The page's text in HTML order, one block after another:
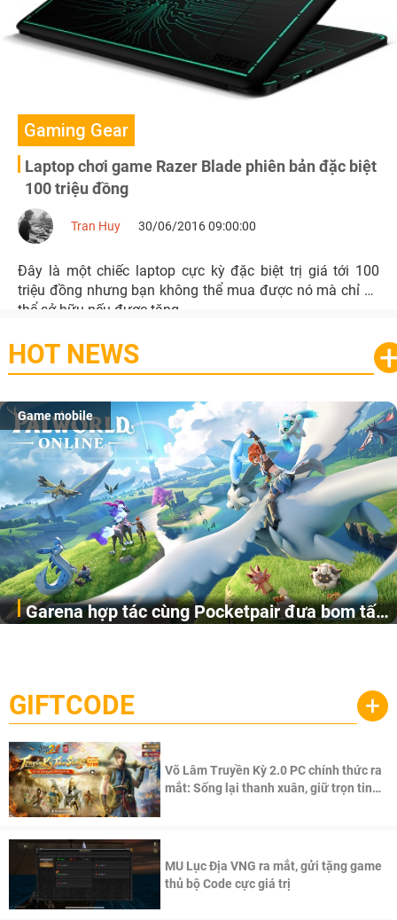
Gaming Gear
Laptop chơi game Razer Blade phiên bản đặc biệt
100 triệu đồng
Tran Huy 30/06/2016 09:00:00
Đây là một chiếc laptop cực kỳ đặc biệt trị giá tới 100
triệu đồng nhưng bạn không thể mua được nó mà chỉ có
thể sở hữu nếu được tặng.
HOT NEWS
Game mobile
Garena hợp tác cùng Pocketpair đưa bom tấn
cầu, theo giấy phép chính thức từ công ty game Nhật Bản
Pocketpair, Inc.
GIFTCODE +
Võ Lâm Truyền Kỳ 2.0 PC chính thức ra
mắt: Sống lại thanh xuân, giữ trọn tinh
MU Lục Địa VNG ra mắt, gửi tặng game
thủ bộ Code cực giá trị